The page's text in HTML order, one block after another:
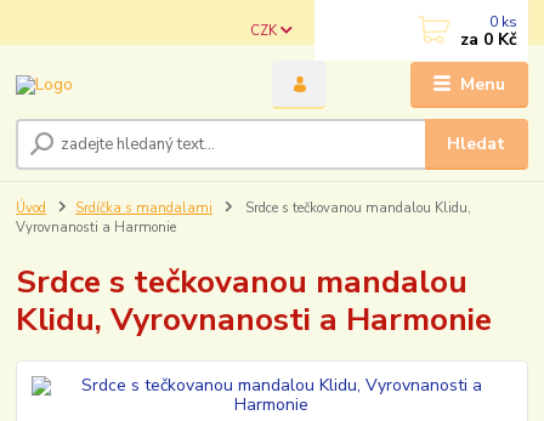
Menu
CZK
Hledat
0 ks
za 0 Kč
Úvod Srdíčka s mandalami
Srdce s tečkovanou mandalou Klidu,
Vyrovnanosti a Harmonie
Srdce s tečkovanou mandalou
Klidu, Vyrovnanosti a Harmonie